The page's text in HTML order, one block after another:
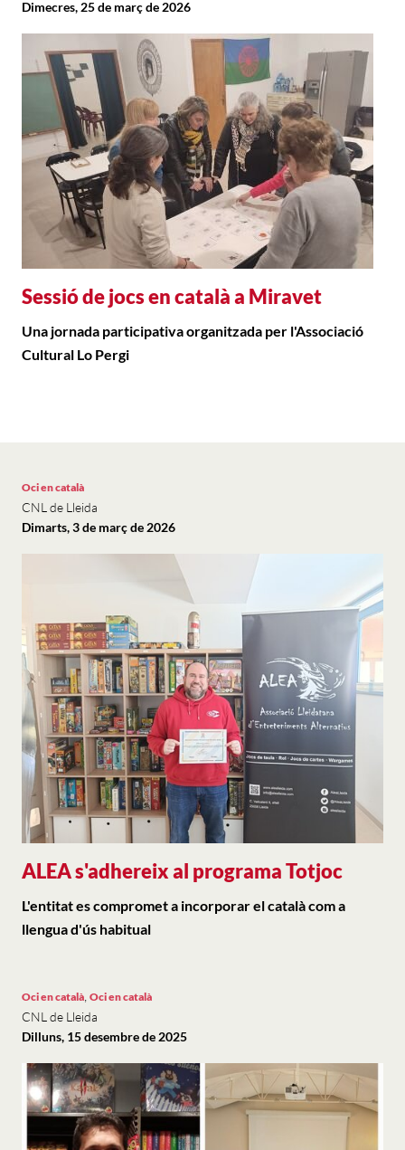
Sessió de jocs en català a Miravet
Dimecres, 25 de març de 2026
Una jornada participativa organitzada per l'Associació
Cultural Lo Pergi
ALEA s'adhereix al programa Totjoc
Oci en català
CNL de Lleida
Dimarts, 3 de març de 2026
L'entitat es compromet a incorporar el català com a
llengua d'ús habitual
Oci en català, Oci en català
CNL de Lleida
Dilluns, 15 desembre de 2025